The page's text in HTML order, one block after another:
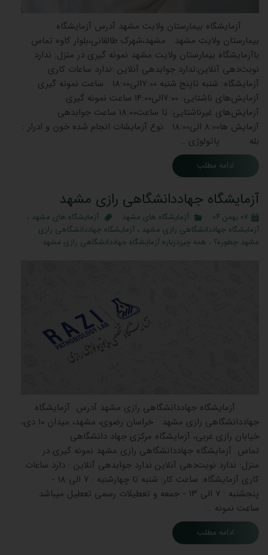
​ ​ آزمایشگاه بیمارستان ولایت مشهد آدرس آزمایشگاه
بیمارستان ولایت مشهد مشهد،شهرک طالقانی،بلوار کاوه تماس
باآزمایشگاه بیمارستان ولایت مشهد نمونه گیری در منزل: ندارد
نوبت‌دهی آنلاین:ندارد جوابدهی آنلاین :ندارد ساعات کاری
آزمایشگاه: شنبه تاپنج شنبه 7:00الی18:00 ساعت نمونه گیری
آزمایش‌های ناشتایی: 7:00الی14:00 ساعت نمونه گیری
آزمایش‌های غیرناشتایی: تا ساعت18:00 ساعت جوابدهی
آزمایش ‌ها8:00 الی18:00 نوع آزمایشات انجام شده خون و ادرار :
بله پاتولوژی …
ادامه مطلب
آزمایشگاه جهاددانشگاهی رازی مشهد
۰۷ بهمن ۰۴ آزمایشگاه های مشهد آزمایشگاه های مشهد ،
آزمایشگاه جهاددانشگاهی رازی مشهد ، آزمایشگاه جهاددانشگاهی رازی
مشهد چطوره؟ ، همه چیزدرباره آزمایشگاه جهاددانشگاهی رازی مشهد
​ ​ آزمایشگاه جهاددانشگاهی رازی مشهد آدرس آزمایشگاه
جهاددانشگاهی رازی مشهد خراسان رضوی، مشهد، میدان ۱۰ دی،
خیابان رازی غربی، آزمایشگاه مرکزی جهاد دانشگاهی
تماس آزمایشگاه جهاددانشگاهی رازی مشهد نمونه گیری در
منزل: ندارد نوبت‌دهی آنلاین ندارد جوابدهی آنلاین : دارد ساعات
کاری آزمایشگاه: ساعت کار: شنبه تا چهارشنبه : ۷ الی ۱۸ -
پنجشنبه : ۷ الی ۱۳ - جمعه و تعطیلات رسمی تعطیل میباشد
ساعت نمونه …
ادامه مطلب